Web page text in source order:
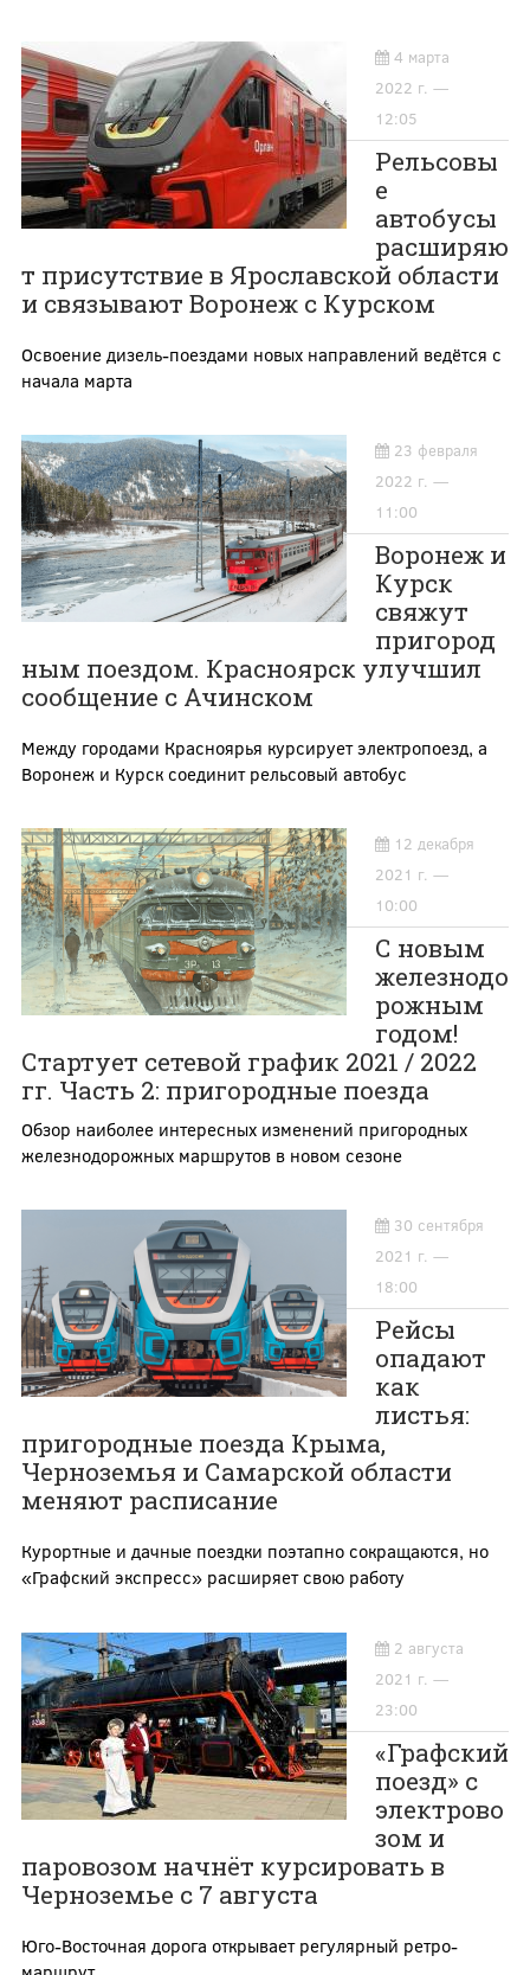
4 марта
2022 г. —
12:05
Рельсовы
е
автобусы
расширяю
т присутствие в Ярославской области
и связывают Воронеж с Курском
Освоение дизель-поездами новых направлений ведётся с
начала марта
23 февраля
2022 г. —
11:00
Воронеж и
Курск
свяжут
пригород
ным поездом. Красноярск улучшил
сообщение с Ачинском
Между городами Красноярья курсирует электропоезд, а
Воронеж и Курск соединит рельсовый автобус
12 декабря
2021 г. —
10:00
С новым
железнодо
рожным
годом!
Стартует сетевой график 2021 / 2022
гг. Часть 2: пригородные поезда
Обзор наиболее интересных изменений пригородных
железнодорожных маршрутов в новом сезоне
30 сентября
2021 г. —
18:00
Рейсы
опадают
как
листья:
пригородные поезда Крыма,
Черноземья и Самарской области
меняют расписание
Курортные и дачные поездки поэтапно сокращаются, но
«Графский экспресс» расширяет свою работу
2 августа
2021 г. —
23:00
«Графский
поезд» с
электрово
зом и
паровозом начнёт курсировать в
Черноземье с 7 августа
Юго-Восточная дорога открывает регулярный ретро-